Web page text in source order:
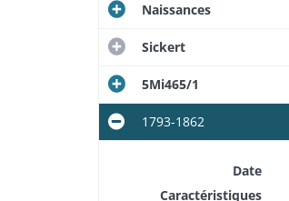
Naissances
Sickert
5Mi465/1
1793-1862
Date
Caractéristiques